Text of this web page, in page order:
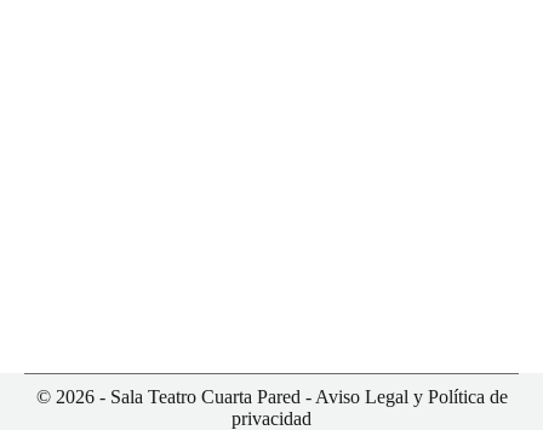
© 2026 - Sala Teatro Cuarta Pared - Aviso Legal y Política de
privacidad